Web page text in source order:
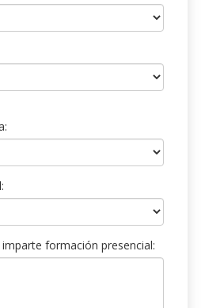
formación presencial: